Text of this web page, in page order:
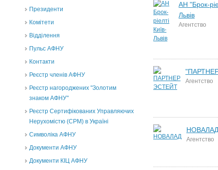
Президенти
Комітети
Відділення
Пульс АФНУ
Контакти
Реєстр членів АФНУ
Реєстр нагороджених "Золотим
знаком АФНУ"
Реєстр Сертифікованих Управляючих
Нерухомістю (CPM) в Україні
Символіка АФНУ
Документи АФНУ
Документи КІЦ АФНУ
АН "Брок-
Львів
Агентство
Агентство
НОВАЛАД
Агентство